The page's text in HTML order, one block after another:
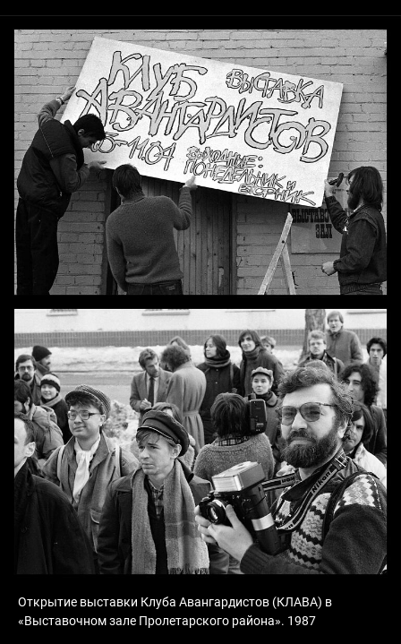
Открытие выставки Клуба Авангардистов (КЛАВА) в
«Выставочном зале Пролетарского района». 1987